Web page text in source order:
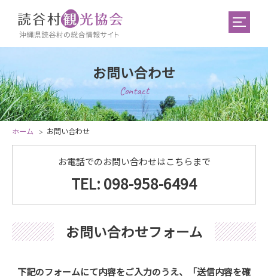
お問い合わせ
Contact
ホーム お問い合わせ
お電話でのお問い合わせはこちらまで
TEL: 098-958-6494
お問い合わせフォーム
下記のフォームにて内容をご入力のうえ、「送信内容を確